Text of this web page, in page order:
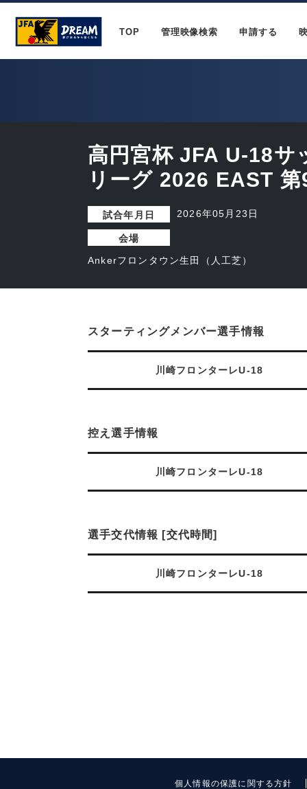
TOP 管理映像検索 申請する
高円宮杯 JFA U-18サ
リーグ 2026 EAST 第
試合年月日 2026年05月23日
会場
Ankerフロンタウン生田（人工芝）
スターティングメンバー選手情報
川崎フロンターレU-18
控え選手情報
川崎フロンターレU-18
選手交代情報 [交代時間]
川崎フロンターレU-18
個人情報の保護に関する方針